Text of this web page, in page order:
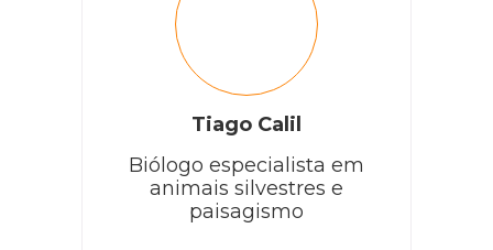
Tiago Calil
Biólogo especialista em
animais silvestres e
paisagismo